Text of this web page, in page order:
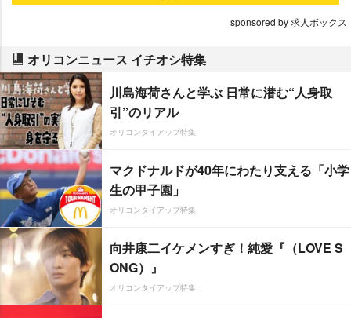
sponsored by 求人ボックス
オリコンニュース イチオシ特集
川島海荷さんと学ぶ 日常に潜む“人身取
引”のリアル
オリコンタイアップ特集
マクドナルドが40年にわたり支える「小学
生の甲子園」
オリコンタイアップ特集
向井康二イケメンすぎ！純愛『（LOVE S
ONG）』
オリコンタイアップ特集